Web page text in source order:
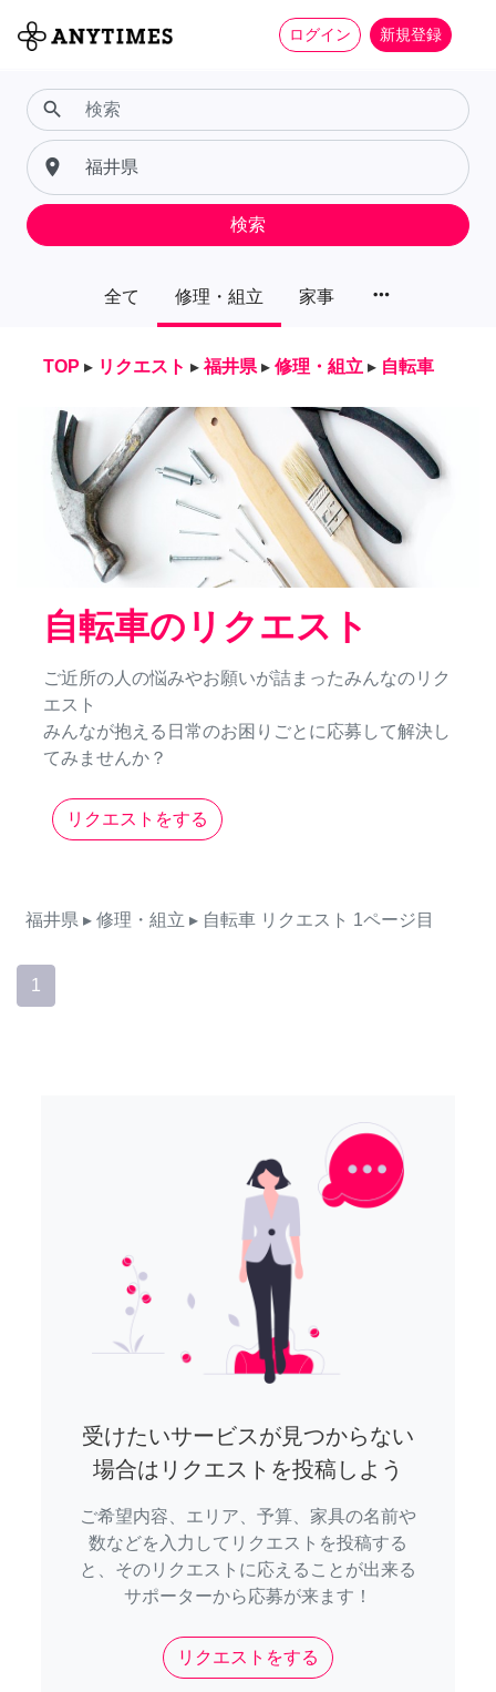
ログイン 新規登録
全て 修理・組立 家事 more_horiz
search
place
検索
TOP ▸ リクエスト ▸ 福井県 ▸ 修理・組立 ▸ 自転車
自転車のリクエスト
ご近所の人の悩みやお願いが詰まったみんなのリク
エスト
みんなが抱える日常のお困りごとに応募して解決し
てみませんか？
リクエストをする
福井県 ▸ 修理・組立 ▸ 自転車 リクエスト 1ページ目
1
受けたいサービスが見つからない
場合はリクエストを投稿しよう
ご希望内容、エリア、予算、家具の名前や
数などを入力してリクエストを投稿する
と、そのリクエストに応えることが出来る
サポーターから応募が来ます！
リクエストをする